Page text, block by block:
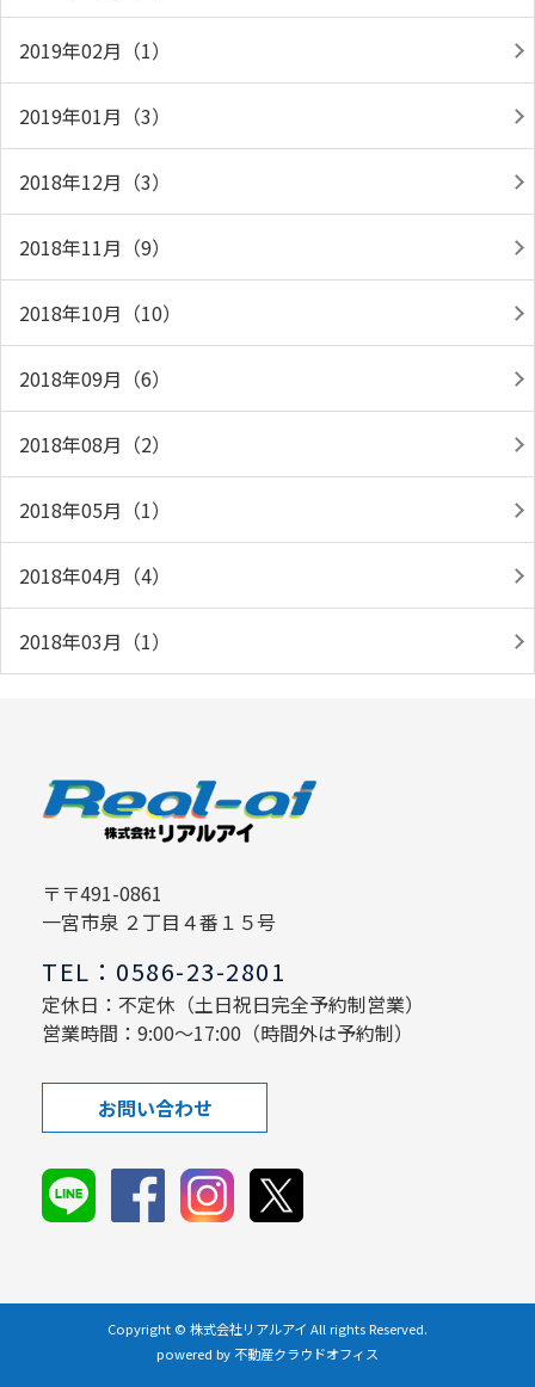
2019年02月（1）
2019年01月（3）
2018年12月（3）
2018年11月（9）
2018年10月（10）
2018年09月（6）
2018年08月（2）
2018年05月（1）
2018年04月（4）
2018年03月（1）
〒〒491-0861
一宮市泉 ２丁目４番１５号
TEL：0586-23-2801
定休日：不定休（土日祝日完全予約制営業）
営業時間：9:00～17:00（時間外は予約制）
お問い合わせ
Copyright © 株式会社リアルアイ All rights Reserved.
powered by 不動産クラウドオフィス